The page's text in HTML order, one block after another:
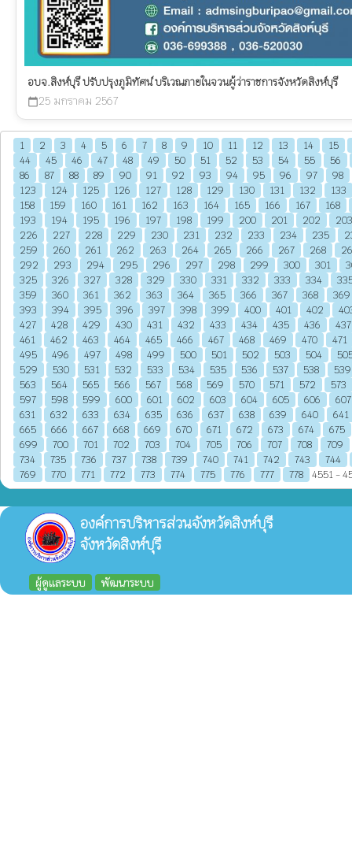
อบจ.สิงห์บุรี ปรับปรุงภูมิทัศน์ บริเวณภายในจวนผู้ว่าราชการจังหวัดสิงห์บุรี
calendar_today25 มกราคม 2567
1 2 3 4 5 6 7 8 9 10 11 12 13 14
15
44
45 46 47 48 49 50 51 52 53 54 55
56
86
87 88 89 90 91 92 93 94 95 96 97
98
123
124 125 126 127 128 129 130 131 132
133
158
159 160 161 162 163 164 165 166 167
168
193
194 195 196 197 198 199 200 201 202
203
226
227 228 229 230 231 232 233 234 235
259
260 261 262 263 264 265 266 267 268
292
293 294 295 296 297 298 299 300 301
325
326 327 328 329 330 331 332 333 334
359
360 361 362 363 364 365 366 367 368
369
393
394 395 396 397 398 399 400 401 402
427
428 429 430 431 432 433 434 435 436
437
461
462 463 464 465 466 467 468 469 470
471
495
496 497 498 499 500 501 502 503 504
529
530 531 532 533 534 535 536 537 538
539
563
564 565 566 567 568 569 570 571 572
573
597
598 599 600 601 602 603 604 605 606
607
631
632 633 634 635 636 637 638 639 640
641
665
666 667 668 669 670 671 672 673 674
675
699
700 701 702 703 704 705 706 707 708
709
734
735 736 737 738 739 740 741 742 743
744
769
770 771 772 773 774 775 776 777 778 4551 -
องค์การบริหารส่วนจังหวัดสิงห์บุรี
จังหวัดสิงห์บุรี
ผู้ดูแลระบบ พัฒนาระบบ